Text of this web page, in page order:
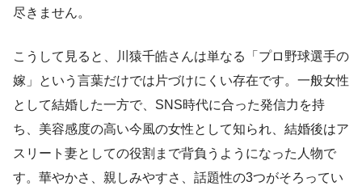
尽きません。
こうして見ると、川猿千皓さんは単なる「プロ野球選手の
嫁」という言葉だけでは片づけにくい存在です。一般女性
として結婚した一方で、SNS時代に合った発信力を持
ち、美容感度の高い今風の女性として知られ、結婚後はア
スリート妻としての役割まで背負うようになった人物で
す。華やかさ、親しみやすさ、話題性の3つがそろってい